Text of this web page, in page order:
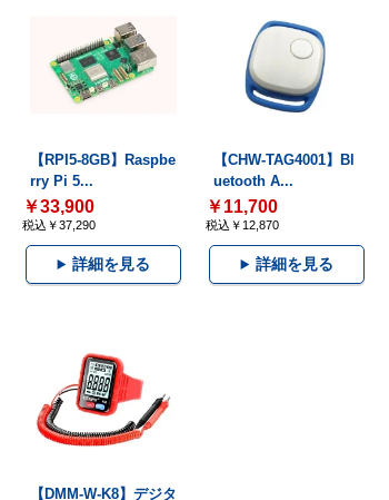
【RPI5-8GB】Raspbe
rry Pi 5...
￥33,900
税込￥37,290
詳細を見る
【CHW-TAG4001】Bl
uetooth A...
￥11,700
税込￥12,870
詳細を見る
【DMM-W-K8】デジタ